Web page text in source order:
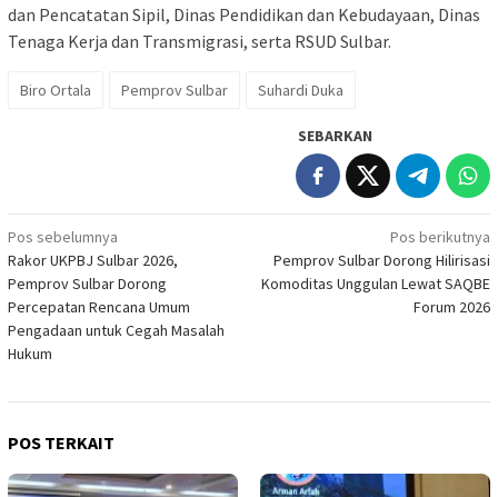
dan Pencatatan Sipil, Dinas Pendidikan dan Kebudayaan, Dinas
Tenaga Kerja dan Transmigrasi, serta RSUD Sulbar.
Biro Ortala Pemprov Sulbar Suhardi Duka
SEBARKAN
Navigasi
pos
Pos sebelumnya
Rakor UKPBJ Sulbar 2026,
Pemprov Sulbar Dorong
Percepatan Rencana Umum
Pengadaan untuk Cegah Masalah
Hukum
Pos berikutnya
Pemprov Sulbar Dorong Hilirisasi
Komoditas Unggulan Lewat SAQBE
Forum 2026
POS TERKAIT